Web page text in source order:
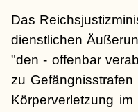
Das
dienstlichen
"den - offenbar
zu
Körperverletzung